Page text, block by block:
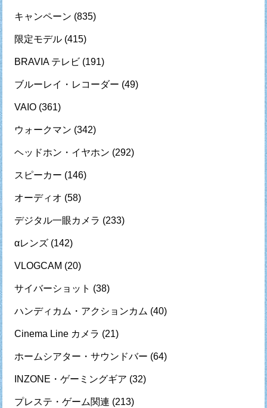
キャンペーン (835)
限定モデル (415)
BRAVIA テレビ (191)
ブルーレイ・レコーダー (49)
VAIO (361)
ウォークマン (342)
ヘッドホン・イヤホン (292)
スピーカー (146)
オーディオ (58)
デジタル一眼カメラ (233)
αレンズ (142)
VLOGCAM (20)
サイバーショット (38)
ハンディカム・アクションカム (40)
Cinema Line カメラ (21)
ホームシアター・サウンドバー (64)
INZONE・ゲーミングギア (32)
プレステ・ゲーム関連 (213)